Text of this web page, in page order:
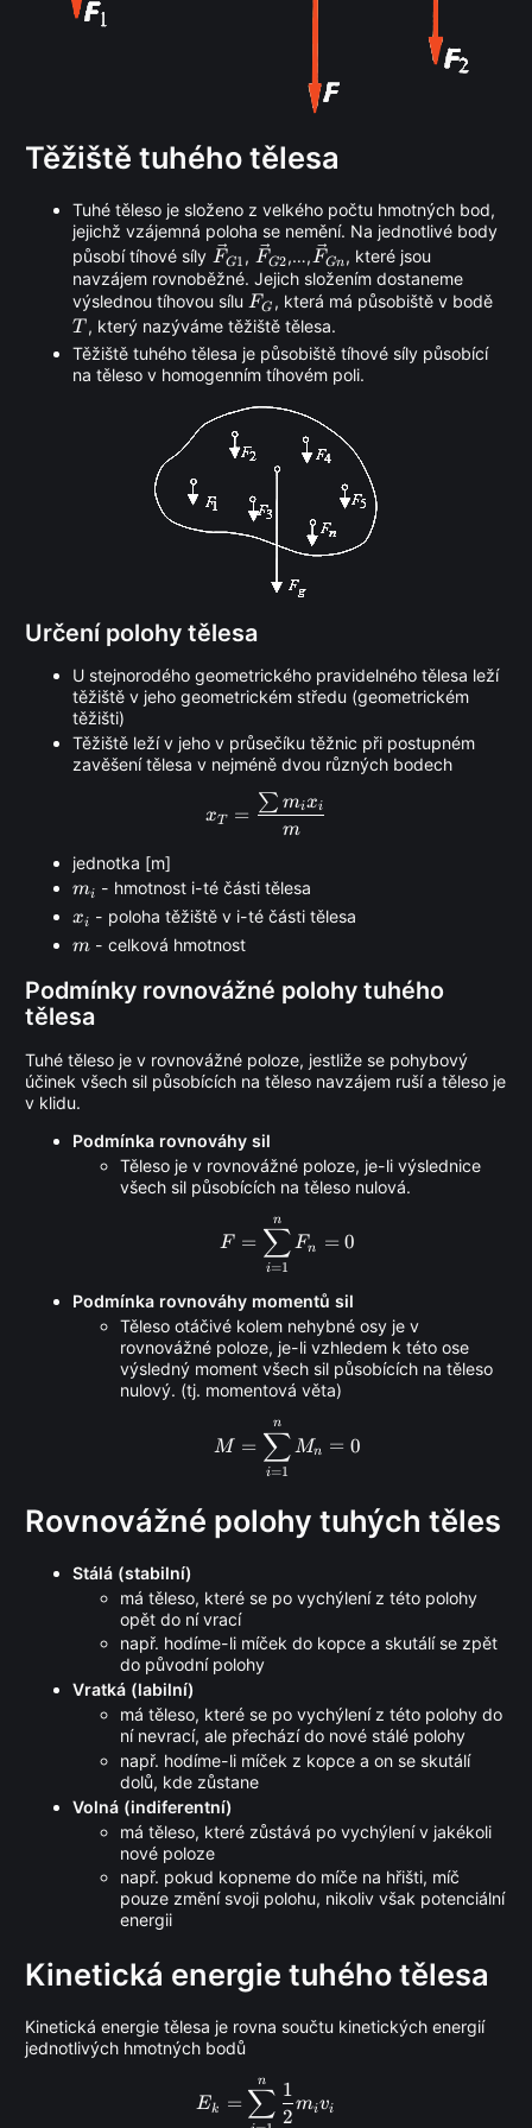
Těžiště tuhého tělesa
Tuhé těleso je složeno z velkého počtu hmotných bod,
jejichž vzájemná poloha se nemění. Na jednotlivé body
působí tíhové síly \vec
F_{G1}
FG1 , \vec
F_{G2}
FG2,…, \vec
F_{Gn}
FGn, které jsou
navzájem rovnoběžné. Jejich složením dostaneme
výslednou tíhovou sílu F_G
FG , která má působiště v boděT
T , který nazýváme těžiště tělesa.
Těžiště tuhého tělesa je působiště tíhové síly působící
na těleso v homogenním tíhovém poli.
Určení polohy tělesa
U stejnorodého geometrického pravidelného tělesa leží
těžiště v jeho geometrickém středu (geometrickém
těžišti)
Těžiště leží v jeho v průsečíku těžnic při postupném
zavěšení tělesa v nejméně dvou různých bodech
x_T = \frac{\sum m_i
xT =
m
∑ mixi
jednotka [m]
m_i
mi - hmotnost i-té části tělesa
x_i
xi - poloha těžiště v i-té části tělesa
m
m - celková hmotnost
Podmínky rovnovážné polohy tuhého
tělesa
Tuhé těleso je v rovnovážné poloze, jestliže se pohybový
účinek všech sil působících na těleso navzájem ruší a těleso je
v klidu.
Podmínka rovnováhy sil
Těleso je v rovnovážné poloze, je-li výslednice
všech sil působících na těleso nulová.
F =
i=1
∑
n
Fn = 0
Podmínka rovnováhy momentů sil
Těleso otáčivé kolem nehybné osy je v
rovnovážné poloze, je-li vzhledem k této ose
výsledný moment všech sil působících na těleso
nulový. (tj. momentová věta)
M =
i=1
∑
n
Mn = 0
Rovnovážné polohy tuhých těles
Stálá (stabilní)
má těleso, které se po vychýlení z této polohy
opět do ní vrací
např. hodíme-li míček do kopce a skutálí se zpět
do původní polohy
Vratká (labilní)
má těleso, které se po vychýlení z této polohy do
ní nevrací, ale přechází do nové stálé polohy
např. hodíme-li míček z kopce a on se skutálí
dolů, kde zůstane
Volná (indiferentní)
má těleso, které zůstává po vychýlení v jakékoli
nové poloze
např. pokud kopneme do míče na hřišti, míč
pouze změní svoji polohu, nikoliv však potenciální
energii
Kinetická energie tuhého tělesa
Kinetická energie tělesa je rovna součtu kinetických energií
jednotlivých hmotných bodů
E_k = \sum_{i = 1}^{n}
Ek = ∑
n
2
1
mivi